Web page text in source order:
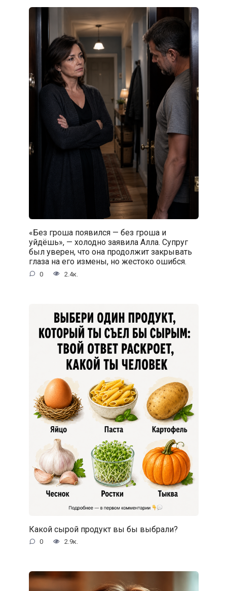
«Без гроша появился — без гроша и
уйдёшь», — холодно заявила Алла. Супруг
был уверен, что она продолжит закрывать
глаза на его измены, но жестоко ошибся.
0 2.4к.
Какой сырой продукт вы бы выбрали?
0 2.9к.